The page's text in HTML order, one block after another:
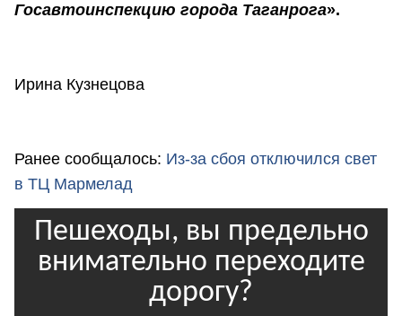
Госавтоинспекцию города Таганрога».
Ирина Кузнецова
Ранее сообщалось: Из-за сбоя отключился свет
в ТЦ Мармелад